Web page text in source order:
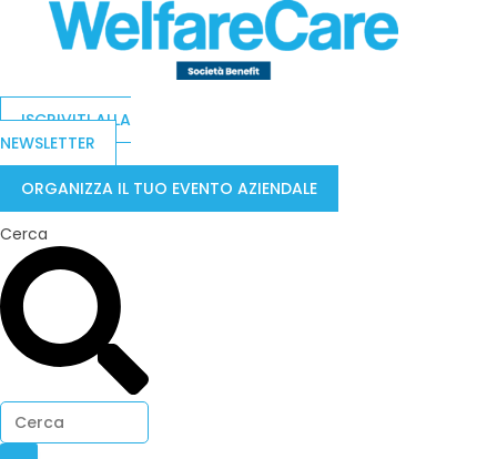
ISCRIVITI ALLA
NEWSLETTER
ORGANIZZA IL TUO EVENTO AZIENDALE
Cerca